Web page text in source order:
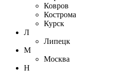
Ковров
Кострома
Курск
Л
Липецк
М
Москва
Н